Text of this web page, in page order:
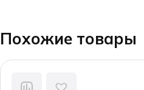
Похожие товары